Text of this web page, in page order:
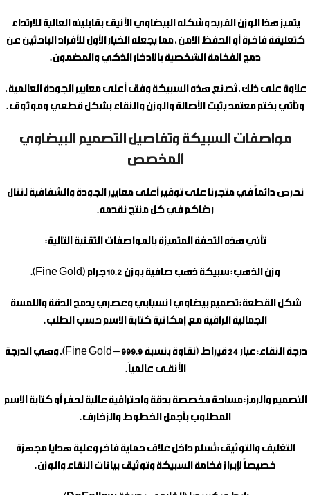
يتميز هذا الوزن الفريد وشكله البيضاوي الأنيق بقابليته العالية للارتداء
كتعليقة فاخرة أو الحفظ الآمن، مما يجعله الخيار الأول للأفراد الباحثين عن
دمج الفخامة الشخصية بالادخار الذكي والمضمون.
علاوة على ذلك، تُصنع هذه السبيكة وفق أعلى معايير الجودة العالمية،
وتأتي بختم معتمد يثبت الأصالة والوزن والنقاء بشكل قطعي وموثوق.
مواصفات السبيكة وتفاصيل التصميم البيضاوي
المخصص
نحرص دائماً في متجرنا على توفير أعلى معايير الجودة والشفافية لننال
رضاكم في كل منتج نقدمه.
تأتي هذه التحفة المتميزة بالمواصفات التقنية التالية:
وزن الذهب:سبيكة ذهب صافية بوزن 10.2 جرام (Fine Gold).
شكل القطعة:تصميم بيضاوي انسيابي وعصري يدمج الدقة واللمسة
الجمالية الراقية مع إمكانية كتابة الاسم حسب الطلب.
درجة النقاء:
عيار 24 قيراط (نقاوة بنسبة 999.9 – Fine Gold)، وهي الدرجة
الأنقـى عالمياً.
التصميم والرمز:مساحة مخصصة بدقة واحترافية عالية لحفر أو كتابة الاسم
المطلوب بأجمل الخطوط والزخارف.
التغليف والتوثيق:تُسلم داخل غلاف حماية فاخر وعلبة هدايا مجهزة
خصيصاً لإبراز فخامة السبيكة وتوثيق بيانات النقاء والوزن.